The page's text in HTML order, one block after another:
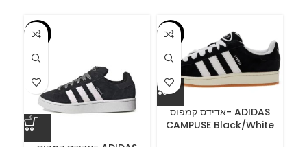
-55% -55%
אדידס קמפוס- ADIDAS
CAMPUSE Black/White